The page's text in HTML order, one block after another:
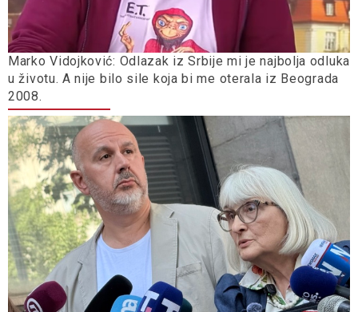
Marko Vidojković: Odlazak iz Srbije mi je najbolja odluka
u životu. A nije bilo sile koja bi me oterala iz Beograda
2008.